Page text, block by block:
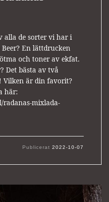
alla de sorter vi har i
En lättdrucken
och toner av ekfat.
Det bästa av två
Vilken är din favorit?
här:
radanas-mixlada-
Publicerat2022-10-07